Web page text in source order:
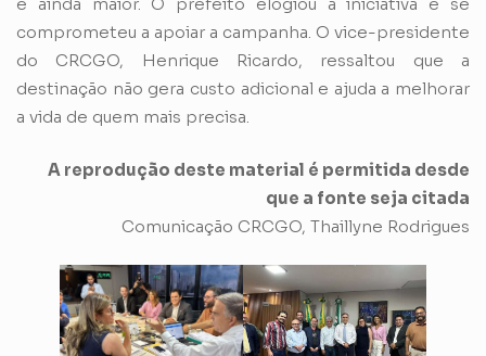
comprometeu a apoiar a campanha. O vice-presidente
do CRCGO, Henrique Ricardo, ressaltou que a
destinação não gera custo adicional e ajuda a melhorar
a vida de quem mais precisa.
A reprodução deste material é permitida desde
que a fonte seja citada
Comunicação CRCGO, Thaillyne Rodrigues